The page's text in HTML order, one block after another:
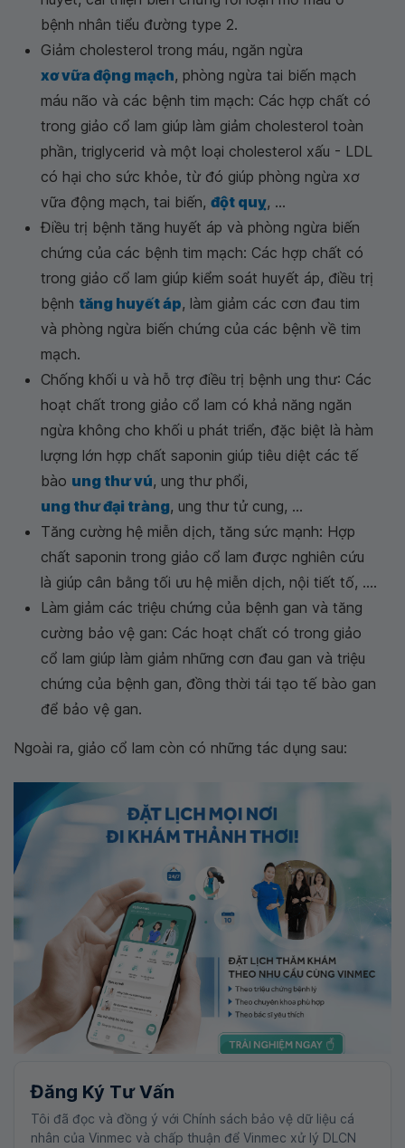
bệnh nhân tiểu đường type 2.
Giảm cholesterol trong máu, ngăn ngừa
xơ vữa động mạch, phòng ngừa tai biến mạch
máu não và các bệnh tim mạch: Các hợp chất có
trong giảo cổ lam giúp làm giảm cholesterol toàn
phần, triglycerid và một loại cholesterol xấu - LDL
có hại cho sức khỏe, từ đó giúp phòng ngừa xơ
vữa động mạch, tai biến, đột quỵ, ...
Điều trị bệnh tăng huyết áp và phòng ngừa biến
chứng của các bệnh tim mạch: Các hợp chất có
trong giảo cổ lam giúp kiểm soát huyết áp, điều trị
bệnh tăng huyết áp, làm giảm các cơn đau tim
và phòng ngừa biến chứng của các bệnh về tim
mạch.
Chống khối u và hỗ trợ điều trị bệnh ung thư: Các
hoạt chất trong giảo cổ lam có khả năng ngăn
ngừa không cho khối u phát triển, đặc biệt là hàm
lượng lớn hợp chất saponin giúp tiêu diệt các tế
bào ung thư vú, ung thư phổi,
ung thư đại tràng, ung thư tử cung, ...
Tăng cường hệ miễn dịch, tăng sức mạnh: Hợp
chất saponin trong giảo cổ lam được nghiên cứu
là giúp cân bằng tối ưu hệ miễn dịch, nội tiết tố, ....
Làm giảm các triệu chứng của bệnh gan và tăng
cường bảo vệ gan: Các hoạt chất có trong giảo
cổ lam giúp làm giảm những cơn đau gan và triệu
chứng của bệnh gan, đồng thời tái tạo tế bào gan
để bảo vệ gan.
Ngoài ra, giảo cổ lam còn có những tác dụng sau:
Đăng Ký Tư Vấn
Tôi đã đọc và đồng ý với Chính sách bảo vệ dữ liệu cá
nhân của Vinmec và chấp thuận để Vinmec xử lý DLCN